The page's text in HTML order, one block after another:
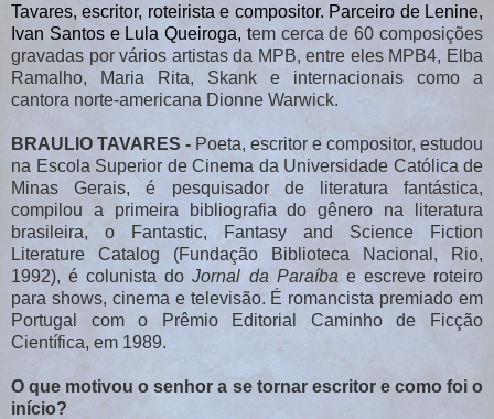
Tavares, escritor, roteirista e compositor. Parceiro de Lenine,
Ivan Santos e Lula Queiroga, tem cerca de 60 composições
gravadas por vários artistas da MPB, entre eles MPB4, Elba
Ramalho, Maria Rita, Skank e internacionais como a
cantora norte-americana Dionne Warwick.
BRAULIO TAVARES - Poeta, escritor e compositor, estudou
na Escola Superior de Cinema da Universidade Católica de
Minas Gerais, é pesquisador de literatura fantástica,
compilou a primeira bibliografia do gênero na literatura
brasileira, o Fantastic, Fantasy and Science Fiction
Literature Catalog (Fundação Biblioteca Nacional, Rio,
1992), é colunista doJornal da Paraíba e escreve roteiro
para shows, cinema e televisão. É romancista premiado em
Portugal com o Prêmio Editorial Caminho de Ficção
Científica, em 1989.
O que motivou o senhor a se tornar escritor e como foi o
início?